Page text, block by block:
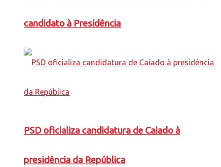
candidato à Presidência
PSD oficializa candidatura de Caiado à
presidência da República